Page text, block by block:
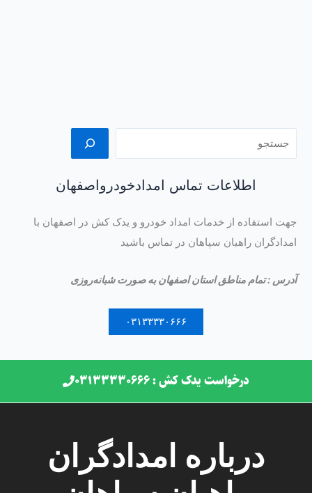
اطلاعات تماس امدادخودرواصفهان
جهت استفاده از خدمات امداد خودرو و یدک کش در اصفهان با
امدادگران راهیان سپاهان در تماس باشید
آدرس : تمام مناطق استان اصفهان به صورت شبانه‌روزی
۰۳۱۳۳۳۳۰۶۶۶
درخواست یدک کش : ۰۳۱۳۳۳۳۰۶۶۶
درباره امدادگران